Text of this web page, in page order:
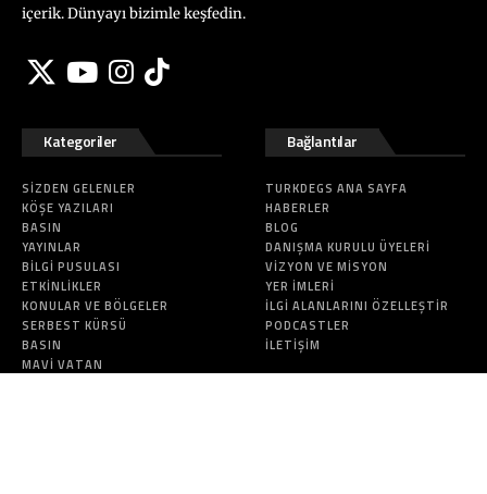
içerik. Dünyayı bizimle keşfedin.
Kategoriler
SIZDEN GELENLER
KÖŞE YAZILARI
BASIN
YAYINLAR
BILGI PUSULASI
ETKINLIKLER
KONULAR VE BÖLGELER
SERBEST KÜRSÜ
BASIN
MAVI VATAN
Bağlantılar
TURKDEGS ANA SAYFA
HABERLER
BLOG
DANIŞMA KURULU ÜYELERI
VIZYON VE MISYON
YER İMLERI
İLGI ALANLARINI ÖZELLEŞTIR
PODCASTLER
İLETIŞIM